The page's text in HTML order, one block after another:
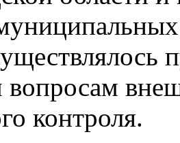
вопросам
контроля.